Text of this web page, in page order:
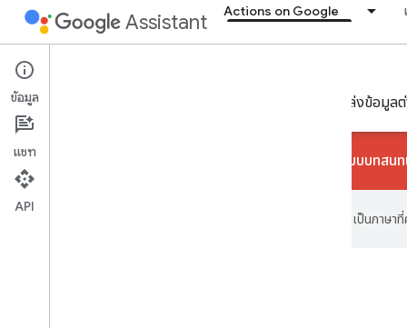
Assistant Actions on Google
Actions on Google
ดูภาพรวมฟีเจอร์ของ Google Assistant และลิงก์ไปยังแหล่งข้อมูล
เราเลิกใช้งานการดําเนินการแบบบท
Google ใช้เทคโนโลยี AI เพื่อแปลเนื้อหาเป็นภา
ข้อมูล
แชท
API